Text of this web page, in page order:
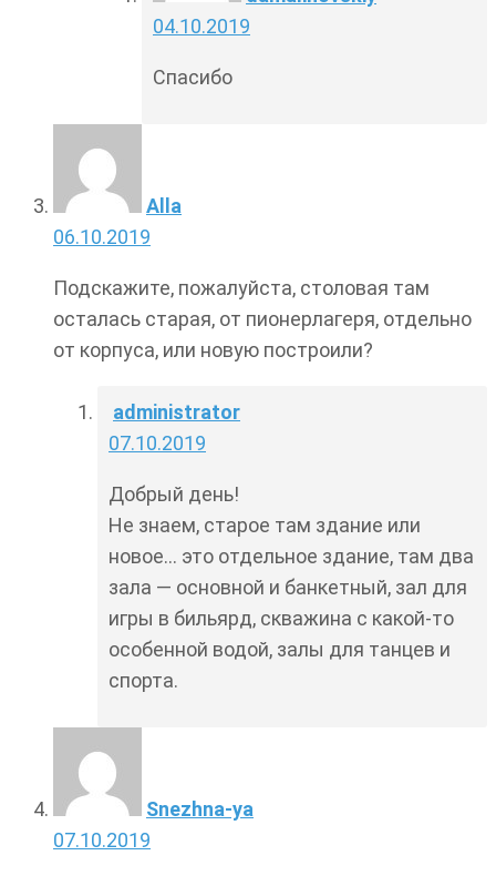
04.10.2019
Спасибо
Alla
06.10.2019
Подскажите, пожалуйста, столовая там
осталась старая, от пионерлагеря, отдельно
от корпуса, или новую построили?
administrator
07.10.2019
Добрый день!
Не знаем, старое там здание или
новое… это отдельное здание, там два
зала — основной и банкетный, зал для
игры в бильярд, скважина с какой-то
особенной водой, залы для танцев и
спорта.
Snezhna-ya
07.10.2019